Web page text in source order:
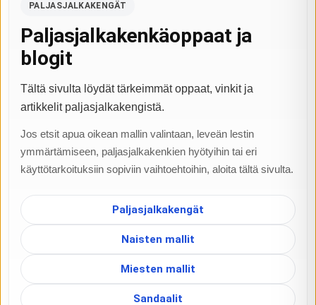
PALJASJALKAKENGÄT
Paljasjalkakenkäoppaat ja
blogit
Tältä sivulta löydät tärkeimmät oppaat, vinkit ja
artikkelit paljasjalkakengistä.
Jos etsit apua oikean mallin valintaan, leveän lestin
ymmärtämiseen, paljasjalkakenkien hyötyihin tai eri
käyttötarkoituksiin sopiviin vaihtoehtoihin, aloita tältä sivulta.
Paljasjalkakengät
Naisten mallit
Miesten mallit
Sandaalit